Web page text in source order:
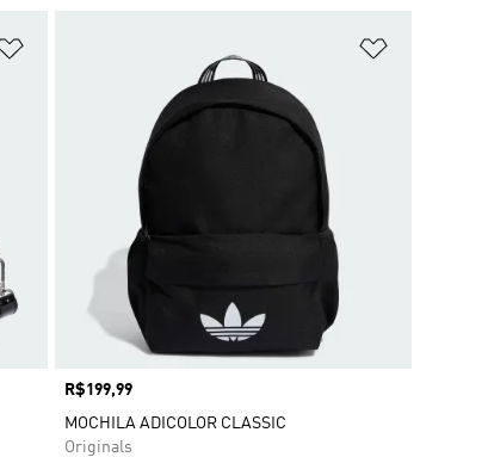
Preço
R$199,99
MOCHILA ADICOLOR CLASSIC
Originals